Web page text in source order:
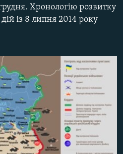
Хронологію розвитку
із 8 липня 2014 року